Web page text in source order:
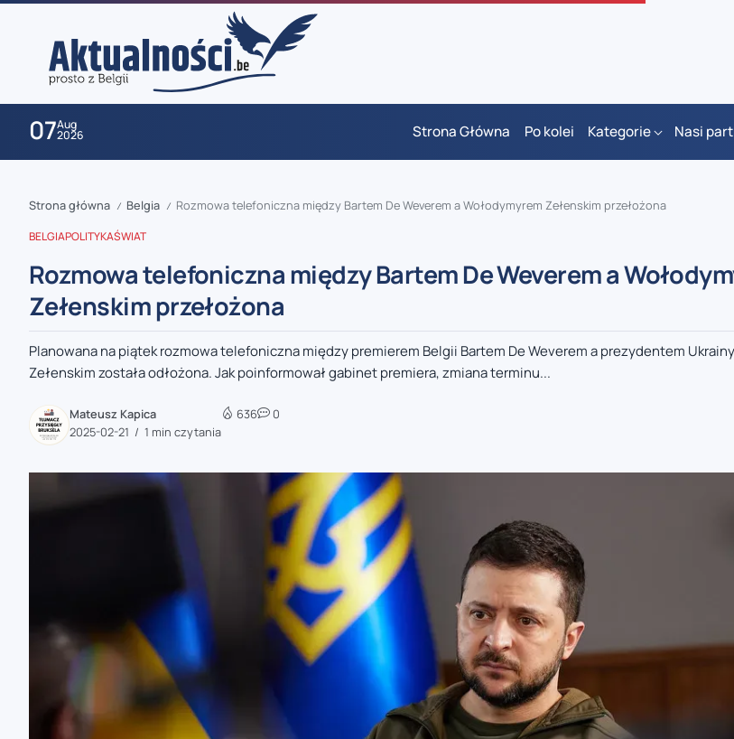
07Aug
2026 Strona Główna Po kolei Kategorie Nasi
zaobserwuj nas
zaobserwuj nas
zaobserwuj nas
Strona główna / Belgia / Rozmowa telefoniczna między Bartem De Weverem a Wołodymyrem Zełenskim przełożona
BELGIAPOLITYKAŚWIAT
Rozmowa telefoniczna między Bartem De Weverem a
Zełenskim przełożona
Planowana na piątek rozmowa telefoniczna między premierem Belgii Bartem De Weverem a prezydentem
Zełenskim została odłożona. Jak poinformował gabinet premiera, zmiana terminu...
Mateusz Kapica
2025-02-21
1 min czytania
636 0